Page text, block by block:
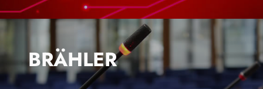
BRÄHLER